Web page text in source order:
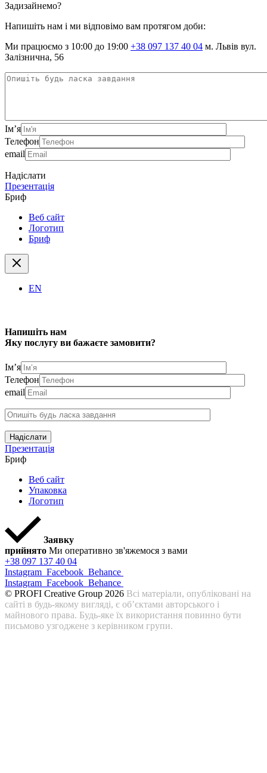
Задизайнемо?
Напишіть нам і ми відповімо вам протягом доби:
Ми працюємо з 10:00 до 19:00 +38 097 137 40 04 м. Львів вул.
Залізнична, 56
Ім’я
Телефон
email
Надіслати
Презентація
Бриф
Веб сайт
Логотип
Бриф
EN
Напишіть нам
Яку послугу ви бажаєте замовити?
Ім’я
Телефон
email
Надіслати
Презентація
Бриф
Веб сайт
Упаковка
Логотип
Заявку
прийнято Ми оперативно зв'яжемося з вами
+38 097 137 40 04
Instagram Facebook Behance
Instagram Facebook Behance
© PROFI Creative Group 2026 Всі матеріали, опубліковані на
сайті в будь-якому вигляді, є об’єктами авторського і
майнового права. Будь-яке їх використання повинно бути
письмово узгоджене з керівником групи.